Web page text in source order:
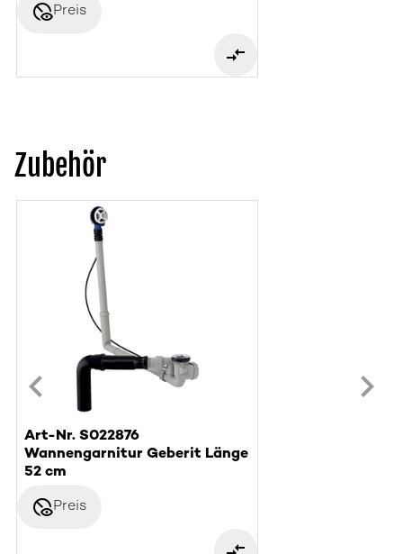
disabled_visiblePreis
Zubehör
Art-Nr. S022876
Wannengarnitur Geberit Länge
52 cm
disabled_visiblePreis